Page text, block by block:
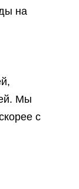
на
Мы
с